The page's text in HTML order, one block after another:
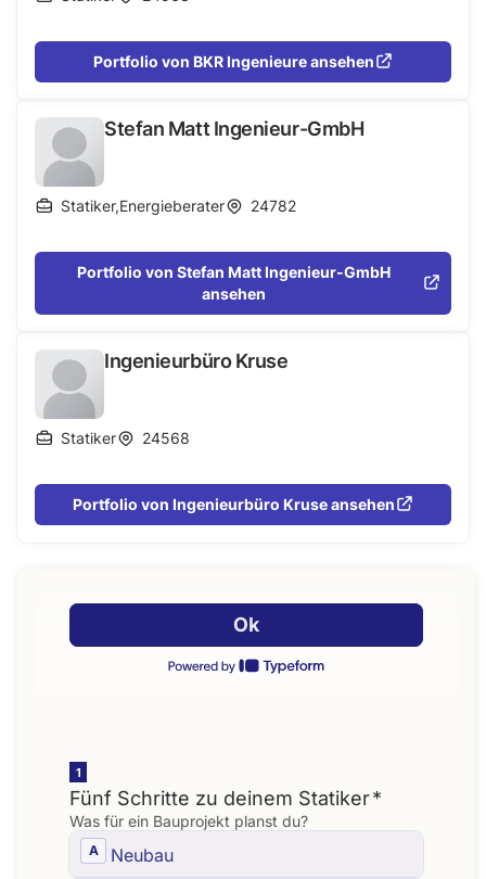
Portfolio von BKR Ingenieure ansehen
Stefan Matt Ingenieur-GmbH
Statiker,Energieberater 24782
Portfolio von Stefan Matt Ingenieur-GmbH
ansehen
Ingenieurbüro Kruse
Statiker 24568
Portfolio von Ingenieurbüro Kruse ansehen